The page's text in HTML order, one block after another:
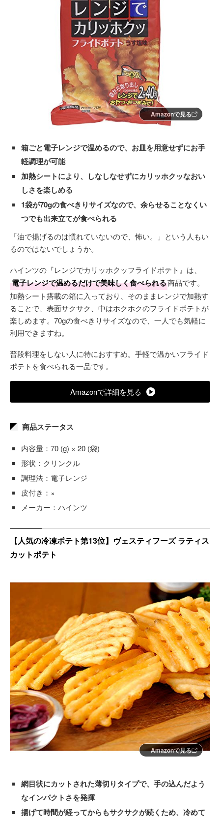
Amazonで見る
箱ごと電子レンジで温めるので、お皿を用意せずにお手
軽調理が可能
加熱シートにより、しなしなせずにカリッホクッなおい
しさを楽しめる
1袋が70gの食べきりサイズなので、余らせることなくい
つでも出来立てが食べられる
「油で揚げるのは慣れていないので、怖い。」という人もい
るのではないでしょうか。
ハインツの『レンジでカリッホクッフライドポテト』は、
電子レンジで温めるだけで美味しく食べられる商品です。
加熱シート搭載の箱に入っており、そのままレンジで加熱す
ることで、表面サクサク、中はホクホクのフライドポテトが
楽しめます。70gの食べきりサイズなので、一人でも気軽に
利用できますね。
普段料理をしない人に特におすすめ。手軽で温かいフライド
ポテトを食べられる一品です。
Amazonで詳細を見る
商品ステータス
内容量：70 (g) × 20 (袋)
形状：クリンクル
調理法：電子レンジ
皮付き：×
メーカー：ハインツ
【人気の冷凍ポテト第13位】ヴェスティフーズ ラティス
カットポテト
Amazonで見る
網目状にカットされた薄切りタイプで、手の込んだよう
なインパクトさを発揮
揚げて時間が経ってからもサクサクが続くため、冷めて